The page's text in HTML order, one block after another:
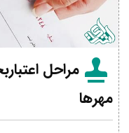
مراحل
مهرها